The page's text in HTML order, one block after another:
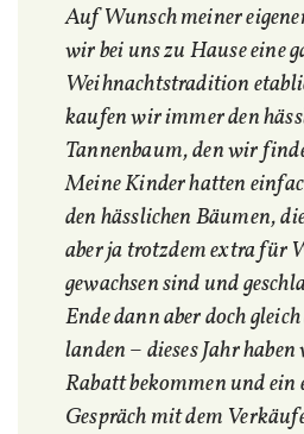
Auf Wunsch meiner
wir bei uns zu Hause eine
Weihnachtstradition
kaufen wir immer den
Tannenbaum, den wir
Meine Kinder hatten
den hässlichen Bäumen,
aber ja trotzdem extra für
gewachsen sind und
Ende dann aber doch
landen–dieses Jahr
Rabatt bekommen und ein
Gespräch mit dem